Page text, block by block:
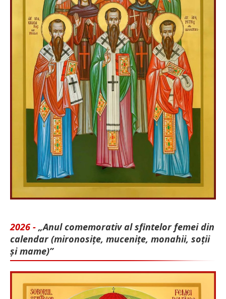
2026 - „Anul comemorativ al sfintelor femei din
calendar (mironosițe, mu­cenițe, monahii, soții
și mame)”